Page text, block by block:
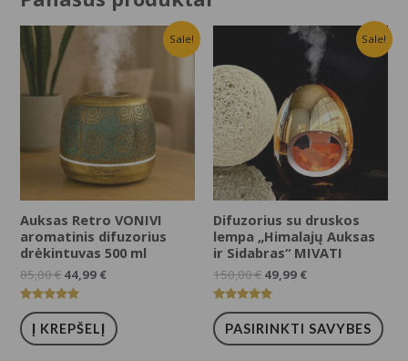
Sale!
Auksas Retro VONIVI
aromatinis difuzorius
drėkintuvas 500 ml
85,00€ 44,99 €
Įvertinimas:
5.00
iš 5Į KREPŠELĮ
Sale!
Difuzorius su druskos
lempa „Himalajų Auksas
ir Sidabras“ MIVATI
150,00€ 49,99 €
Įvertinimas:
5.00
iš 5PASIRINKTI SAVYBES